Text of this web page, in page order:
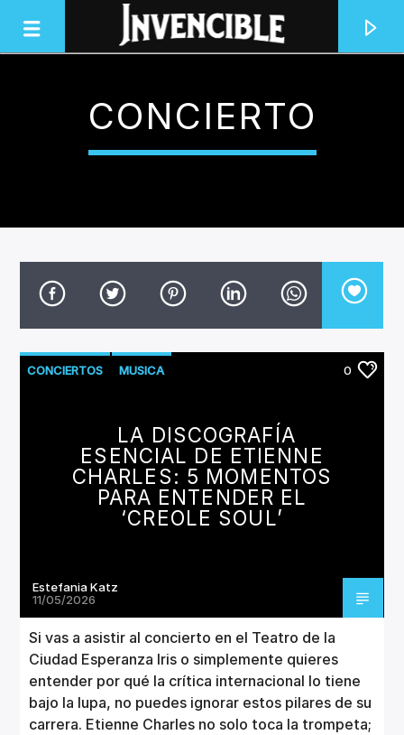
INVENCIBLE RADIO
JUNTOS SOMOS INVENCIBLES
ARTISTA
Invencible Radio
CONCIERTO
CONCIERTOS MUSICA 0
LA DISCOGRAFÍA
ESENCIAL DE ETIENNE
CHARLES: 5 MOMENTOS
PARA ENTENDER EL
‘CREOLE SOUL’
Estefania Katz
11/05/2026
Si vas a asistir al concierto en el Teatro de la
Ciudad Esperanza Iris o simplemente quieres
entender por qué la crítica internacional lo tiene
bajo la lupa, no puedes ignorar estos pilares de su
carrera. Etienne Charles no solo toca la trompeta;